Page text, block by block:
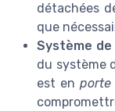
détachées
que
Système
du système
est en porte